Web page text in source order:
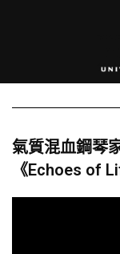
氣質混血鋼琴
《Echoes of